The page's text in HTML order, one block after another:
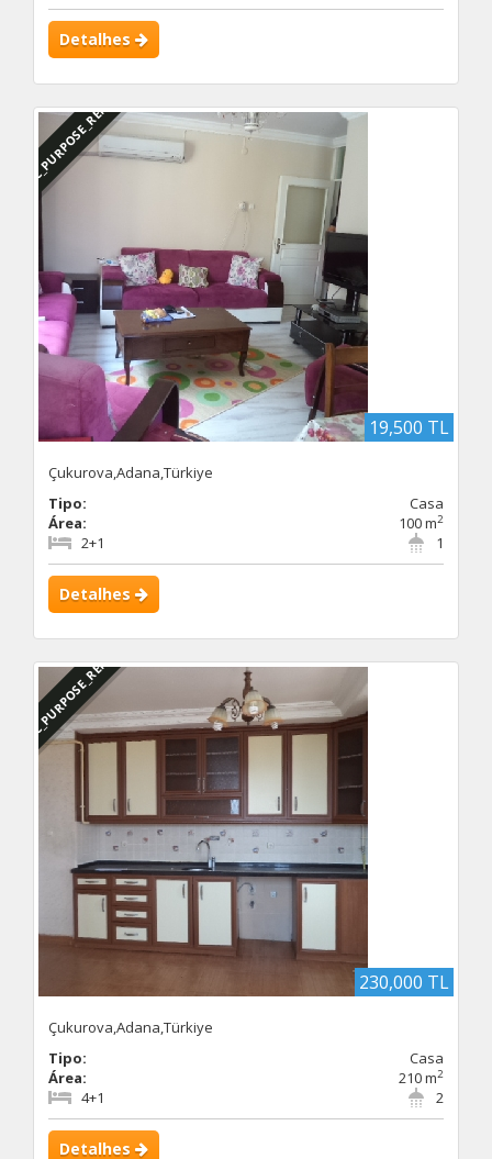
Detalhes
DBC_PURPOSE_RENTED
19,500 TL
Çukurova,Adana,Türkiye
Tipo:
Casa
Área:
100 m2
1
2+1
Detalhes
DBC_PURPOSE_RENTED
230,000 TL
Çukurova,Adana,Türkiye
Tipo:
Casa
Área:
210 m2
2
4+1
Detalhes